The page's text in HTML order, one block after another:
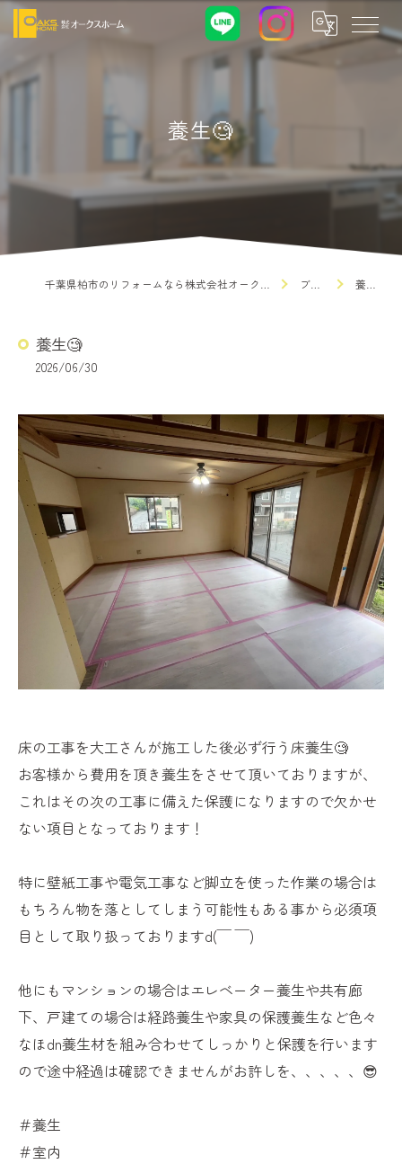
養生🧐
ブログ 養生🧐
養生🧐
2026/06/30
床の工事を大工さんが施工した後必ず行う床養生🧐
お客様から費用を頂き養生をさせて頂いておりますが、
これはその次の工事に備えた保護になりますので欠かせ
ない項目となっております！
特に壁紙工事や電気工事など脚立を使った作業の場合は
もちろん物を落としてしまう可能性もある事から必須項
目として取り扱っておりますd(￣ ￣)
他にもマンションの場合はエレベーター養生や共有廊
下、戸建ての場合は経路養生や家具の保護養生など色々
なほdn養生材を組み合わせてしっかりと保護を行います
ので途中経過は確認できませんがお許しを、、、、、😎
＃養生
＃室内